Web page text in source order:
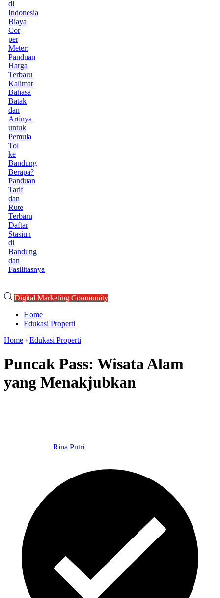
di
Indonesia
Biaya
Cor
per
Meter:
Panduan
Harga
Terbaru
Kalimat
Bahasa
Batak
dan
Artinya
untuk
Pemula
Tol
ke
Bandung
Berapa?
Panduan
Tarif
dan
Rute
Terbaru
Daftar
Stasiun
di
Bandung
dan
Fasilitasnya
Digital Marketing Community
Home
Edukasi Properti
Home › Edukasi Properti
Puncak Pass: Wisata Alam
yang Menakjubkan
Rina Putri